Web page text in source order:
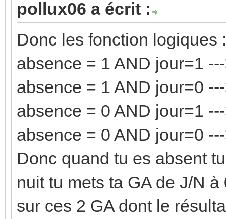
pollux06 a écrit :
Donc les fonction logiques :
absence = 1 AND jour=1
absence = 1 AND jour=0
absence = 0 AND jour=1
absence = 0 AND jour=0
Donc quand tu es absent
nuit tu mets ta GA de J/N
sur ces 2 GA dont le